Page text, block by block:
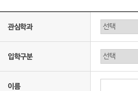
관심학과
입학구분
이름